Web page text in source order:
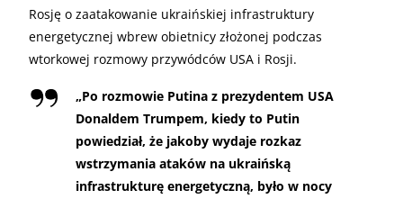
Rosję o zaatakowanie ukraińskiej infrastruktury
energetycznej wbrew obietnicy złożonej podczas
wtorkowej rozmowy przywódców USA i Rosji.
„Po rozmowie Putina z prezydentem USA
Donaldem Trumpem, kiedy to Putin
powiedział, że jakoby wydaje rozkaz
wstrzymania ataków na ukraińską
infrastrukturę energetyczną, było w nocy